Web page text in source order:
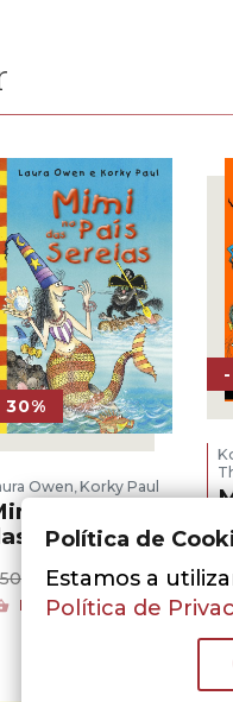
30%
Owen,Korky Paul
no País
Sereias
O
preço
original
5,25€O
preço
atual
LER MAIS
Política de
Estamos a
Política de